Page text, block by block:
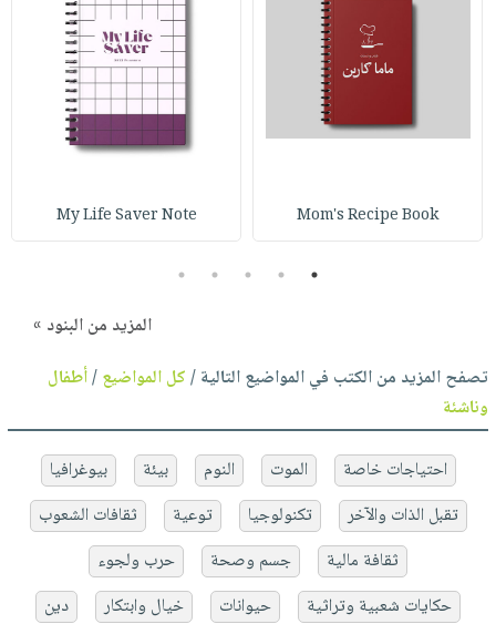
Mom's Recipe Book
My Life Saver Note
1
2
3
4
5
المزيد من البنود »
تصفح المزيد من الكتب في المواضيع التالية /كل المواضيع/أطفال
وناشئة
احتياجات خاصة الموت النوم بيئة
بيوغرافيا
تقبل الذات والآخر
تكنولوجيا توعية
ثقافات الشعوب
ثقافة مالية
جسم وصحة
حرب ولجوء
حكايات شعبية وتراثية
حيوانات خيال وابتكار
دين